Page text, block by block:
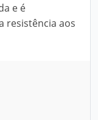
e é
resistência aos